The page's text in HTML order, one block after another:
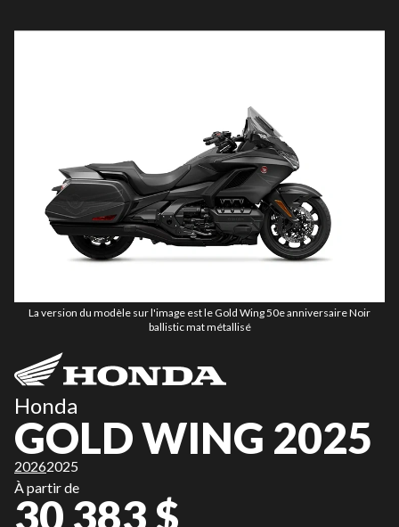
La version du modèle sur l'image est le Gold Wing 50e anniversaire Noir
ballistic mat métallisé
Honda
GOLD WING 2025
20262025
À partir de
30 383 $